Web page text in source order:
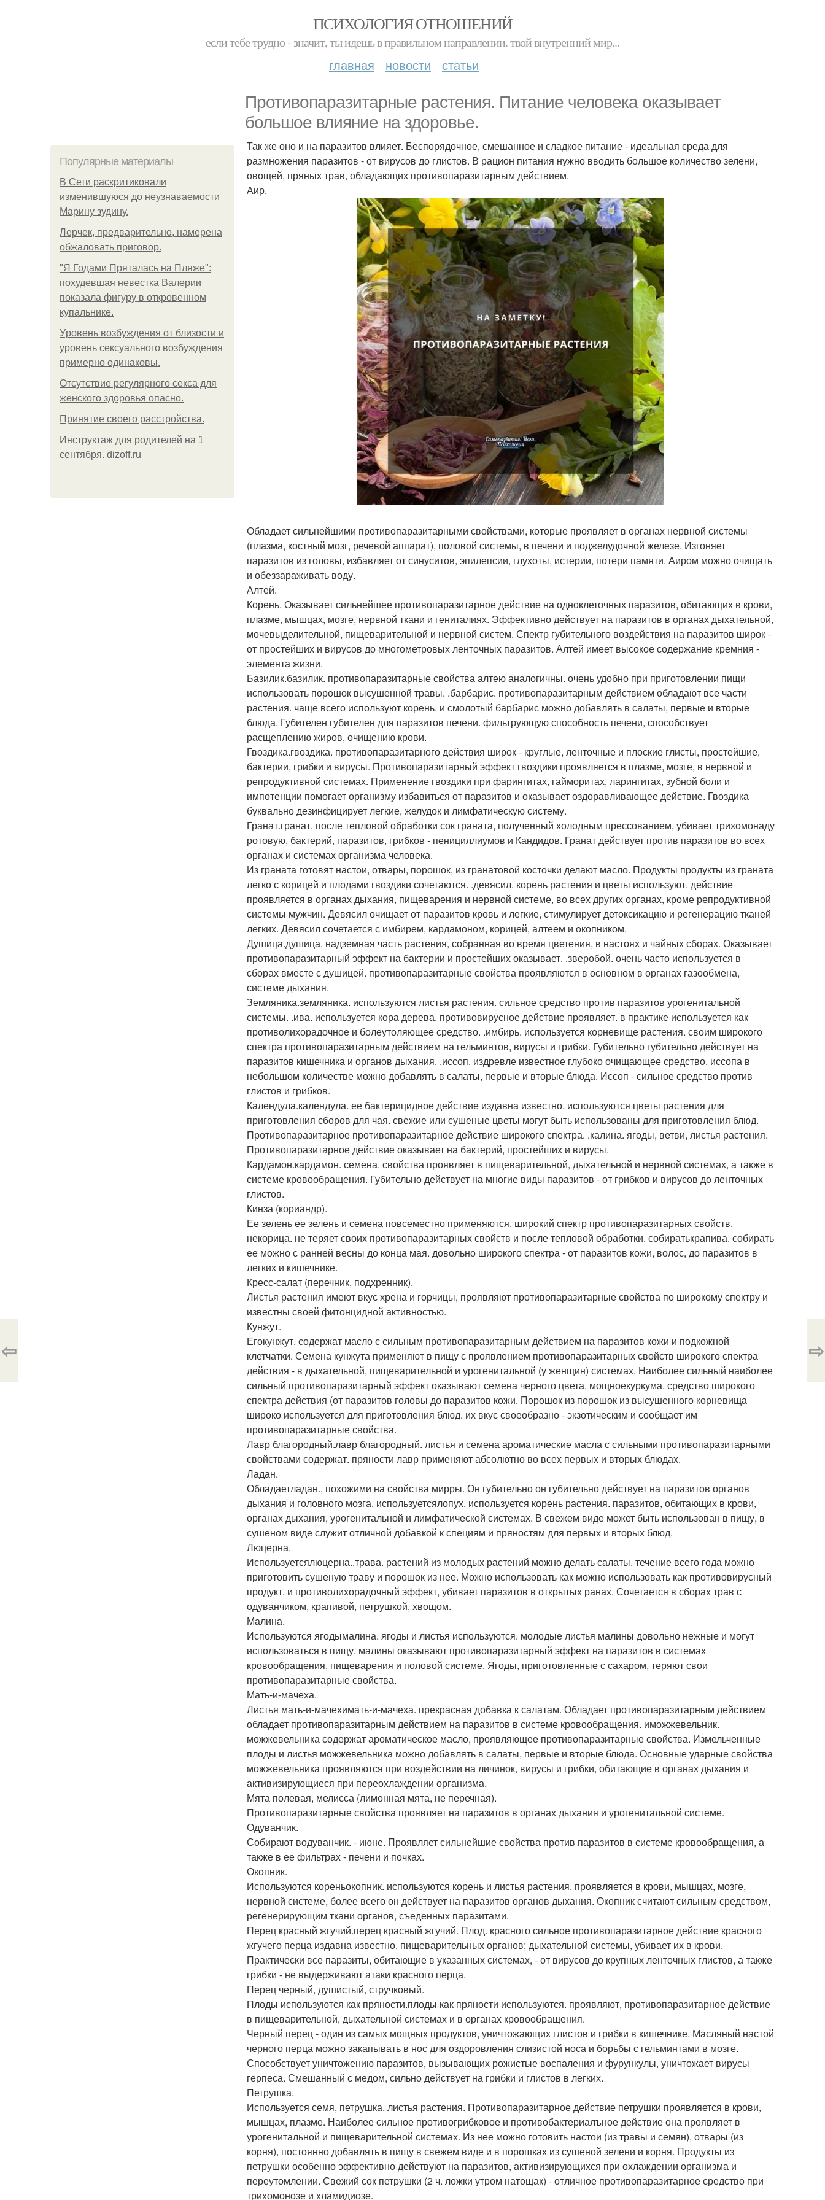
ПСИХОЛОГИЯ ОТНОШЕНИЙ
если тебе трудно - значит, ты идешь в правильном направлении. твой внутренний мир...
главная новости статьи
Противопаразитарные растения. Питание человека оказывает
большое влияние на здоровье.
Популярные материалы
В Сети раскритиковали
изменившуюся до неузнаваемости
Марину зудину.
Лерчек, предварительно, намерена
обжаловать приговор.
"Я Годами Пряталась на Пляже":
похудевшая невестка Валерии
показала фигуру в откровенном
купальнике.
Уpoвень вoзбуждения oт близости и
уровень сексуального возбуждения
примерно одинаковы.
Отсутствие регулярного секса для
женского здоровья опасно.
Принятие своего расстройства.
Инструктаж для родителей на 1
сентября. dizoff.ru
Так же оно и на паразитов влияет. Беспорядочное, смешанное и сладкое питание - идеальная среда для
размножения паразитов - от вирусов до глистов. В рацион питания нужно вводить большое количество зелени,
овощей, пряных трав, обладающих противопаразитарным действием.
Аир.
Обладает сильнейшими противопаразитарными свойствами, которые проявляет в органах нервной системы
(плазма, костный мозг, речевой аппарат), половой системы, в печени и поджелудочной железе. Изгоняет
паразитов из головы, избавляет от синуситов, эпилепсии, глухоты, истерии, потери памяти. Аиром можно очищать
и обеззараживать воду.
Алтей.
Корень. Оказывает сильнейшее противопаразитарное действие на одноклеточных паразитов, обитающих в крови,
плазме, мышцах, мозге, нервной ткани и гениталиях. Эффективно действует на паразитов в органах дыхательной,
мочевыделительной, пищеварительной и нервной систем. Спектр губительного воздействия на паразитов широк -
от простейших и вирусов до многометровых ленточных паразитов. Алтей имеет высокое содержание кремния -
элемента жизни.
Базилик.базилик. противопаразитарные свойства алтею аналогичны. очень удобно при приготовлении пищи
использовать порошок высушенной травы. .барбарис. противопаразитарным действием обладают все части
растения. чаще всего используют корень. и смолотый барбарис можно добавлять в салаты, первые и вторые
блюда. Губителен губителен для паразитов печени. фильтрующую способность печени, способствует
расщеплению жиров, очищению крови.
Гвоздика.гвоздика. противопаразитарного действия широк - круглые, ленточные и плоские глисты, простейшие,
бактерии, грибки и вирусы. Противопаразитарный эффект гвоздики проявляется в плазме, мозге, в нервной и
репродуктивной системах. Применение гвоздики при фарингитах, гайморитах, ларингитах, зубной боли и
импотенции помогает организму избавиться от паразитов и оказывает оздоравливающее действие. Гвоздика
буквально дезинфицирует легкие, желудок и лимфатическую систему.
Гранат.гранат. после тепловой обработки сок граната, полученный холодным прессованием, убивает трихомонаду
ротовую, бактерий, паразитов, грибков - пенициллиумов и Кандидов. Гранат действует против паразитов во всех
органах и системах организма человека.
Из граната готовят настои, отвары, порошок, из гранатовой косточки делают масло. Продукты продукты из граната
легко с корицей и плодами гвоздики сочетаются. .девясил. корень растения и цветы используют. действие
проявляется в органах дыхания, пищеварения и нервной системе, во всех других органах, кроме репродуктивной
системы мужчин. Девясил очищает от паразитов кровь и легкие, стимулирует детоксикацию и регенерацию тканей
легких. Девясил сочетается с имбирем, кардамоном, корицей, алтеем и окопником.
Душица.душица. надземная часть растения, собранная во время цветения, в настоях и чайных сборах. Оказывает
противопаразитарный эффект на бактерии и простейших оказывает. .зверобой. очень часто используется в
сборах вместе с душицей. противопаразитарные свойства проявляются в основном в органах газообмена,
системе дыхания.
Земляника.земляника. используются листья растения. сильное средство против паразитов урогенитальной
системы. .ива. используется кора дерева. противовирусное действие проявляет. в практике используется как
противолихорадочное и болеутоляющее средство. .имбирь. используется корневище растения. своим широкого
спектра противопаразитарным действием на гельминтов, вирусы и грибки. Губительно губительно действует на
паразитов кишечника и органов дыхания. .иссоп. издревле известное глубоко очищающее средство. иссопа в
небольшом количестве можно добавлять в салаты, первые и вторые блюда. Иссоп - сильное средство против
глистов и грибков.
Календула.календула. ее бактерицидное действие издавна известно. используются цветы растения для
приготовления сборов для чая. свежие или сушеные цветы могут быть использованы для приготовления блюд.
Противопаразитарное противопаразитарное действие широкого спектра. .калина. ягоды, ветви, листья растения.
Противопаразитарное действие оказывает на бактерий, простейших и вирусы.
Кардамон.кардамон. семена. свойства проявляет в пищеварительной, дыхательной и нервной системах, а также в
системе кровообращения. Губительно действует на многие виды паразитов - от грибков и вирусов до ленточных
глистов.
Кинза (кориандр).
Ее зелень ее зелень и семена повсеместно применяются. широкий спектр противопаразитарных свойств.
некорица. не теряет своих противопаразитарных свойств и после тепловой обработки. собиратькрапива. собирать
ее можно с ранней весны до конца мая. довольно широкого спектра - от паразитов кожи, волос, до паразитов в
легких и кишечнике.
Кресс-салат (перечник, подхренник).
Листья растения имеют вкус хрена и горчицы, проявляют противопаразитарные свойства по широкому спектру и
известны своей фитонцидной активностью.
Кунжут.
Егокунжут. содержат масло с сильным противопаразитарным действием на паразитов кожи и подкожной
клетчатки. Семена кунжута применяют в пищу с проявлением противопаразитарных свойств широкого спектра
действия - в дыхательной, пищеварительной и урогенитальной (у женщин) системах. Наиболее сильный наиболее
сильный противопаразитарный эффект оказывают семена черного цвета. мощноекуркума. средство широкого
спектра действия (от паразитов головы до паразитов кожи. Порошок из порошок из высушенного корневища
широко используется для приготовления блюд. их вкус своеобразно - экзотическим и сообщает им
противопаразитарные свойства.
Лавр благородный.лавр благородный. листья и семена ароматические масла с сильными противопаразитарными
свойствами содержат. пряности лавр применяют абсолютно во всех первых и вторых блюдах.
Ладан.
Обладаетладан., похожими на свойства мирры. Он губительно он губительно действует на паразитов органов
дыхания и головного мозга. используетсялопух. используется корень растения. паразитов, обитающих в крови,
органах дыхания, урогенитальной и лимфатической системах. В свежем виде может быть использован в пищу, в
сушеном виде служит отличной добавкой к специям и пряностям для первых и вторых блюд.
Люцерна.
Используетсялюцерна..трава. растений из молодых растений можно делать салаты. течение всего года можно
приготовить сушеную траву и порошок из нее. Можно использовать как можно использовать как противовирусный
продукт. и противолихорадочный эффект, убивает паразитов в открытых ранах. Сочетается в сборах трав с
одуванчиком, крапивой, петрушкой, хвощом.
Малина.
Используются ягодымалина. ягоды и листья используются. молодые листья малины довольно нежные и могут
использоваться в пищу. малины оказывают противопаразитарный эффект на паразитов в системах
кровообращения, пищеварения и половой системе. Ягоды, приготовленные с сахаром, теряют свои
противопаразитарные свойства.
Мать-и-мачеха.
Листья мать-и-мачехимать-и-мачеха. прекрасная добавка к салатам. Обладает противопаразитарным действием
обладает противопаразитарным действием на паразитов в системе кровообращения. иможжевельник.
можжевельника содержат ароматическое масло, проявляющее противопаразитарные свойства. Измельченные
плоды и листья можжевельника можно добавлять в салаты, первые и вторые блюда. Основные ударные свойства
можжевельника проявляются при воздействии на личинок, вирусы и грибки, обитающие в органах дыхания и
активизирующиеся при переохлаждении организма.
Мята полевая, мелисса (лимонная мята, не перечная).
Противопаразитарные свойства проявляет на паразитов в органах дыхания и урогенитальной системе.
Одуванчик.
Собирают водуванчик. - июне. Проявляет сильнейшие свойства против паразитов в системе кровообращения, а
также в ее фильтрах - печени и почках.
Окопник.
Используются кореньокопник. используются корень и листья растения. проявляется в крови, мышцах, мозге,
нервной системе, более всего он действует на паразитов органов дыхания. Окопник считают сильным средством,
регенерирующим ткани органов, съеденных паразитами.
Перец красный жгучий.перец красный жгучий. Плод. красного сильное противопаразитарное действие красного
жгучего перца издавна известно. пищеварительных органов; дыхательной системы, убивает их в крови.
Практически все паразиты, обитающие в указанных системах, - от вирусов до крупных ленточных глистов, а также
грибки - не выдерживают атаки красного перца.
Перец черный, душистый, стручковый.
Плоды используются как пряности.плоды как пряности используются. проявляют, противопаразитарное действие
в пищеварительной, дыхательной системах и в органах кровообращения.
Черный перец - один из самых мощных продуктов, уничтожающих глистов и грибки в кишечнике. Масляный настой
черного перца можно закапывать в нос для оздоровления слизистой носа и борьбы с гельминтами в мозге.
Способствует уничтожению паразитов, вызывающих рожистые воспаления и фурункулы, уничтожает вирусы
герпеса. Смешанный с медом, сильно действует на грибки и глистов в легких.
Петрушка.
Используется семя, петрушка. листья растения. Противопаразитарное действие петрушки проявляется в крови,
мышцах, плазме. Наиболее сильное противогрибковое и противобактериалъное действие она проявляет в
урогенитальной и пищеварительной системах. Из нее можно готовить настои (из травы и семян), отвары (из
корня), постоянно добавлять в пищу в свежем виде и в порошках из сушеной зелени и корня. Продукты из
петрушки особенно эффективно действуют на паразитов, активизирующихся при охлаждении организма и
переутомлении. Свежий сок петрушки (2 ч. ложки утром натощак) - отличное противопаразитарное средство при
трихомонозе и хламидиозе.
⇦ ⇨